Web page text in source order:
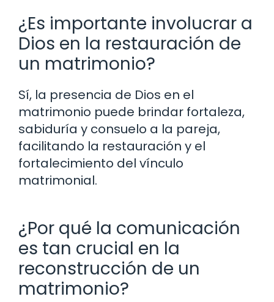
¿Es importante involucrar a
Dios en la restauración de
un matrimonio?
Sí, la presencia de Dios en el
matrimonio puede brindar fortaleza,
sabiduría y consuelo a la pareja,
facilitando la restauración y el
fortalecimiento del vínculo
matrimonial.
¿Por qué la comunicación
es tan crucial en la
reconstrucción de un
matrimonio?